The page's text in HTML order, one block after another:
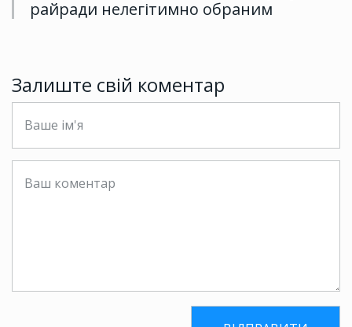
райради нелегітимно обраним
Залиште свій коментар